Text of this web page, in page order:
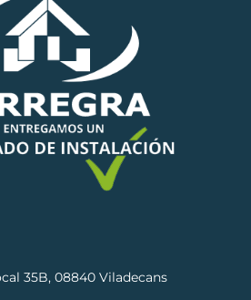
35B, 08840 Viladecans